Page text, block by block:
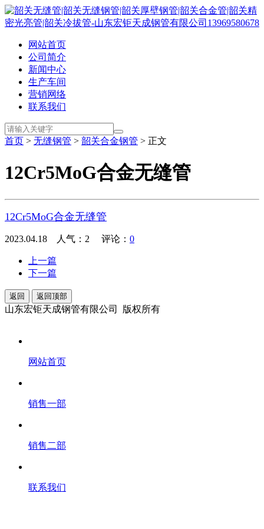
网站首页
公司简介
新闻中心
生产车间
营销网络
联系我们
首页 > 无缝钢管 > 韶关合金钢管 > 正文
12Cr5MoG合金无缝管
12Cr5MoG合金无缝管
2023.04.18 人气： 2 评论： 0
上一篇
下一篇
返回 返回顶部
山东宏钜天成钢管有限公司 版权所有
网站首页
销售一部
销售二部
联系我们